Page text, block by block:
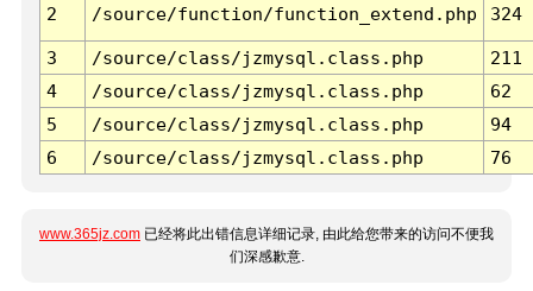
2 /source/function/function_extend.php 324
3 /source/class/jzmysql.class.php
211
4
/source/class/jzmysql.class.php
62
5
/source/class/jzmysql.class.php
94
6
/source/class/jzmysql.class.php 76
www.365jz.com 已经将此出错信息详细记录, 由此给您带来的访问不便我
们深感歉意.